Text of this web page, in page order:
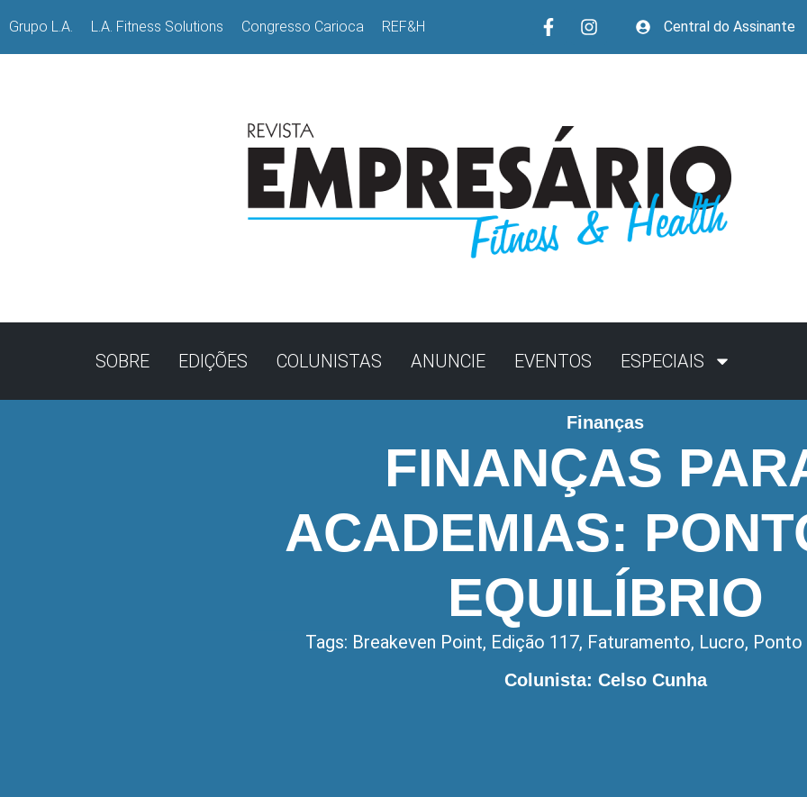
Grupo L.A. L.A. Fitness Solutions Congresso Carioca REF&H Central do Assinante
SOBRE EDIÇÕES COLUNISTAS ANUNCIE EVENTOS ESPECIAIS
Finanças
FINANÇAS
ACADEMIAS:
EQUILÍBRIO
Tags: Breakeven Point, Edição 117, Faturamento, Lucro, Ponto
Colunista: Celso Cunha